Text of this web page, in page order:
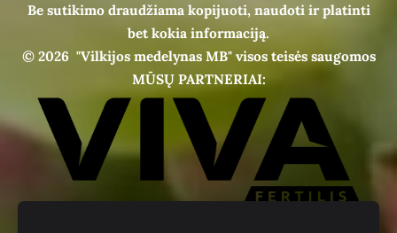
Be sutikimo draudžiama kopijuoti, naudoti ir platinti
bet kokia informaciją.
© 2026 "Vilkijos medelynas MB" visos teisės saugomos
MŪSŲ PARTNERIAI: